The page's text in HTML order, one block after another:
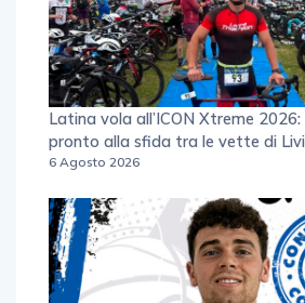
Latina vola all’ICON Xtreme
pronto alla sfida tra le vette di
6 Agosto 2026